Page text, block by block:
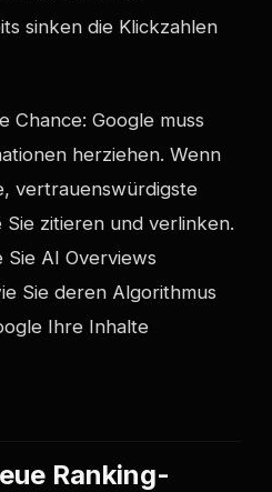
sinken die Klickzahlen
Chance: Google muss
herziehen. Wenn
vertrauenswürdigste
Sie zitieren und verlinken.
Sie AI Overviews
Sie deren Algorithmus
Ihre Inhalte
Ranking-